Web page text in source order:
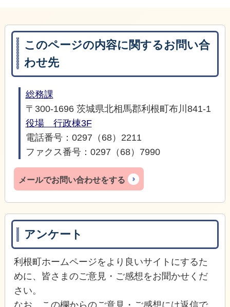
このページの内容に関するお問い合
わせ先
総務課
〒300-1696 茨城県北相馬郡利根町布川841-1
役場 行政棟3F
電話番号：0297（68）2211
ファクス番号：0297（68）7990
メールでお問い合わせをする
アンケート
利根町ホームページをより良いサイトにするた
めに、皆さまのご意見・ご感想をお聞かせくだ
さい。
なお、この欄からのご意見・ご感想には返信で